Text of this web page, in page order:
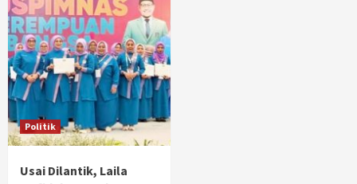
Politik
Usai Dilantik, Laila